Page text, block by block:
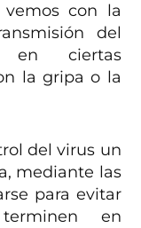
con la
del
en ciertas
la gripa o la
del virus un
mediante las
para evitar
en